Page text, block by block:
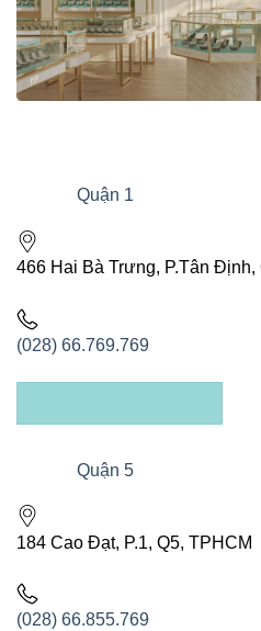
Quận 1
466 Hai Bà Trưng, P.Tân Định,
(028) 66.769.769
Quận 5
184 Cao Đạt, P.1, Q5, TPHCM
(028) 66.855.769